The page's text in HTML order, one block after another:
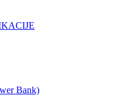
Bank)